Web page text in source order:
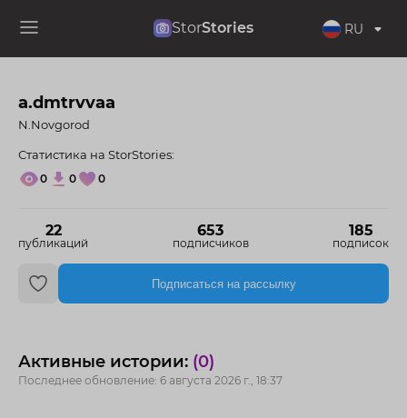
StorStories RU
a.dmtrvvaa
22
публикаций
653
подписчиков
185
подписок
N.Novgorod
Статистика на StorStories:
0 0 0
Подписаться на рассылку
Активные истории: (0)
Последнее обновление: 6 августа 2026 г., 18:37